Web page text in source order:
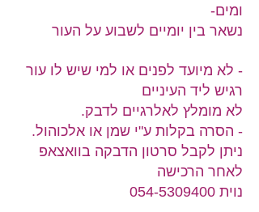
ומים-
נשאר בין יומיים לשבוע על העור
- לא מיועד לפנים או למי שיש לו עור
רגיש ליד העיניים
לא מומלץ לאלרגיים לדבק.
- הסרה בקלות ע"י שמן או אלכוהול.
ניתן לקבל סרטון הדבקה בוואצאפ
לאחר הרכישה
נוית 054-5309400